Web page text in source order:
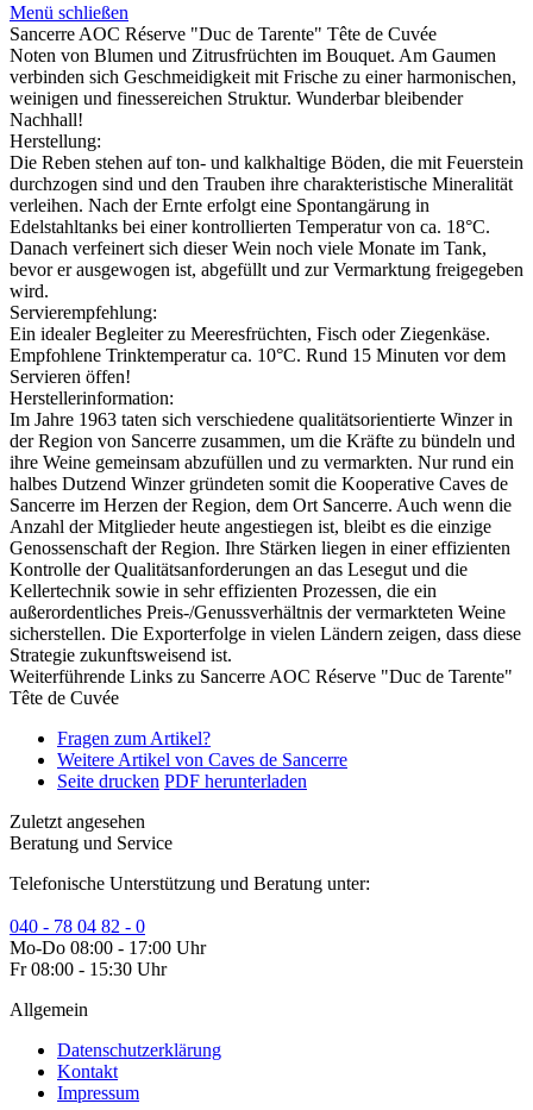
Menü schließen
Sancerre AOC Réserve "Duc de Tarente" Tête de Cuvée
Noten von Blumen und Zitrusfrüchten im Bouquet. Am Gaumen
verbinden sich Geschmeidigkeit mit Frische zu einer harmonischen,
weinigen und finessereichen Struktur. Wunderbar bleibender
Nachhall!
Herstellung:
Die Reben stehen auf ton- und kalkhaltige Böden, die mit Feuerstein
durchzogen sind und den Trauben ihre charakteristische Mineralität
verleihen. Nach der Ernte erfolgt eine Spontangärung in
Edelstahltanks bei einer kontrollierten Temperatur von ca. 18°C.
Danach verfeinert sich dieser Wein noch viele Monate im Tank,
bevor er ausgewogen ist, abgefüllt und zur Vermarktung freigegeben
wird.
Servierempfehlung:
Ein idealer Begleiter zu Meeresfrüchten, Fisch oder Ziegenkäse.
Empfohlene Trinktemperatur ca. 10°C. Rund 15 Minuten vor dem
Servieren öffen!
Herstellerinformation:
Im Jahre 1963 taten sich verschiedene qualitätsorientierte Winzer in
der Region von Sancerre zusammen, um die Kräfte zu bündeln und
ihre Weine gemeinsam abzufüllen und zu vermarkten. Nur rund ein
halbes Dutzend Winzer gründeten somit die Kooperative Caves de
Sancerre im Herzen der Region, dem Ort Sancerre. Auch wenn die
Anzahl der Mitglieder heute angestiegen ist, bleibt es die einzige
Genossenschaft der Region. Ihre Stärken liegen in einer effizienten
Kontrolle der Qualitätsanforderungen an das Lesegut und die
Kellertechnik sowie in sehr effizienten Prozessen, die ein
außerordentliches Preis-/Genussverhältnis der vermarkteten Weine
sicherstellen. Die Exporterfolge in vielen Ländern zeigen, dass diese
Strategie zukunftsweisend ist.
Weiterführende Links zu Sancerre AOC Réserve "Duc de Tarente"
Tête de Cuvée
Fragen zum Artikel?
Weitere Artikel von Caves de Sancerre
Seite drucken PDF herunterladen
Zuletzt angesehen
Beratung und Service
Telefonische Unterstützung und Beratung unter:
040 - 78 04 82 - 0
Mo-Do 08:00 - 17:00 Uhr
Fr 08:00 - 15:30 Uhr
Allgemein
Datenschutzerklärung
Kontakt
Impressum